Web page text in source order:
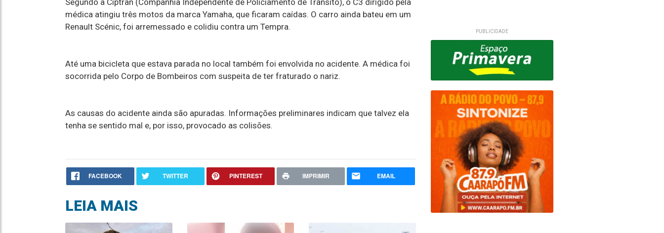
Segundo a Ciptran (Companhia Independente de Policiamento de Trânsito), o C3 dirigido pela
médica atingiu três motos da marca Yamaha, que ficaram caídas. O carro ainda bateu em um
Renault Scénic, foi arremessado e colidiu contra um Tempra.
Até uma bicicleta que estava parada no local também foi envolvida no acidente. A médica foi
socorrida pelo Corpo de Bombeiros com suspeita de ter fraturado o nariz.
As causas do acidente ainda são apuradas. Informações preliminares indicam que talvez ela
tenha se sentido mal e, por isso, provocado as colisões.
FACEBOOK TWITTER PINTEREST IMPRIMIR EMAIL
LEIA MAIS
PUBLICIDADE